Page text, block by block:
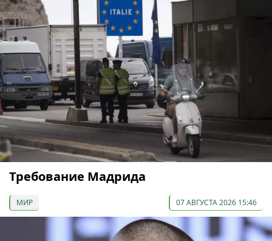
Требование Мадрида
МИР 07 АВГУСТА 2026 15:46